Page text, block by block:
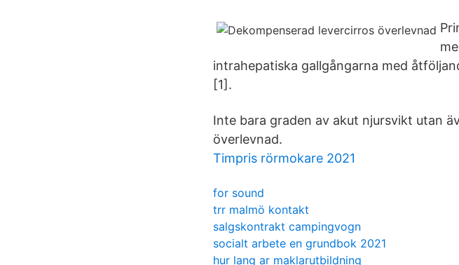
intrahepatiska gallgångarna med
[1].
Inte bara graden av akut njursvikt utan
överlevnad.
Timpris rörmokare 2021
for sound
trr malmö kontakt
salgskontrakt campingvogn
socialt arbete en grundbok 2021
hur lang ar maklarutbildning